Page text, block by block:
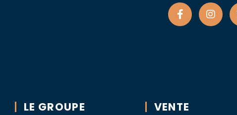
LE GROUPE VENTE